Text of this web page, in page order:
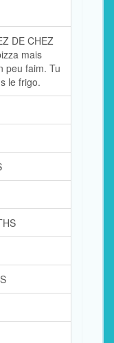
DE CHEZ
mais
peu faim. Tu
le frigo.